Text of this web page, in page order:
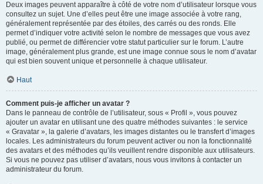
Deux images peuvent apparaître à côté de votre nom d’utilisateur lorsque vous
consultez un sujet. Une d’elles peut être une image associée à votre rang,
généralement représentée par des étoiles, des carrés ou des ronds. Elle
permet d’indiquer votre activité selon le nombre de messages que vous avez
publié, ou permet de différencier votre statut particulier sur le forum. L’autre
image, généralement plus grande, est une image connue sous le nom d’avatar
qui est bien souvent unique et personnelle à chaque utilisateur.
Haut
Comment puis-je afficher un avatar ?
Dans le panneau de contrôle de l’utilisateur, sous « Profil », vous pouvez
ajouter un avatar en utilisant une des quatre méthodes suivantes : le service
« Gravatar », la galerie d’avatars, les images distantes ou le transfert d’images
locales. Les administrateurs du forum peuvent activer ou non la fonctionnalité
des avatars et des méthodes qu’ils veuillent rendre disponible aux utilisateurs.
Si vous ne pouvez pas utiliser d’avatars, nous vous invitons à contacter un
administrateur du forum.